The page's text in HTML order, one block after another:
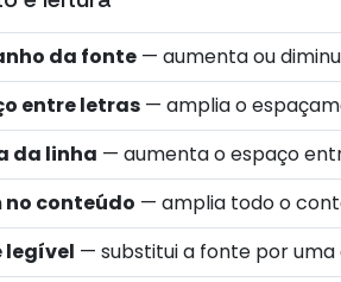
da fonte — aumenta ou
entre letras — amplia o
da linha — aumenta o espaço
no conteúdo — amplia todo o
legível — substitui a fonte por uma